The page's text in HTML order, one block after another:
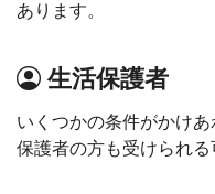
あります。
生活保護者
いくつかの条件がかけ
保護者の方も受けられる